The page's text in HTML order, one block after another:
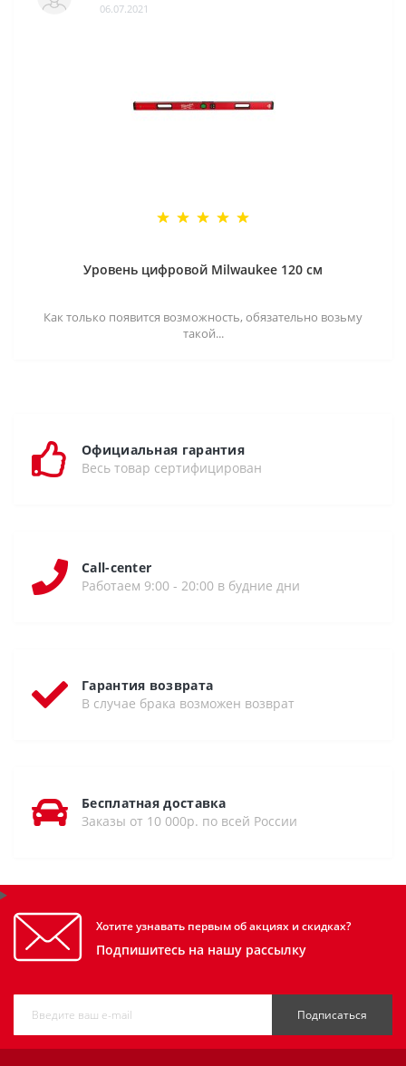
06.07.2021
Уровень цифровой Milwaukee 120 см
Как только появится возможность, обязательно возьму
такой...
Официальная гарантия
Весь товар сертифицирован
Call-center
Работаем 9:00 - 20:00 в будние дни
Гарантия возврата
В случае брака возможен возврат
Бесплатная доставка
Заказы от 10 000р. по всей России
Хотите узнавать первым об акциях и скидках?
Подпишитесь на нашу рассылку
Подписаться